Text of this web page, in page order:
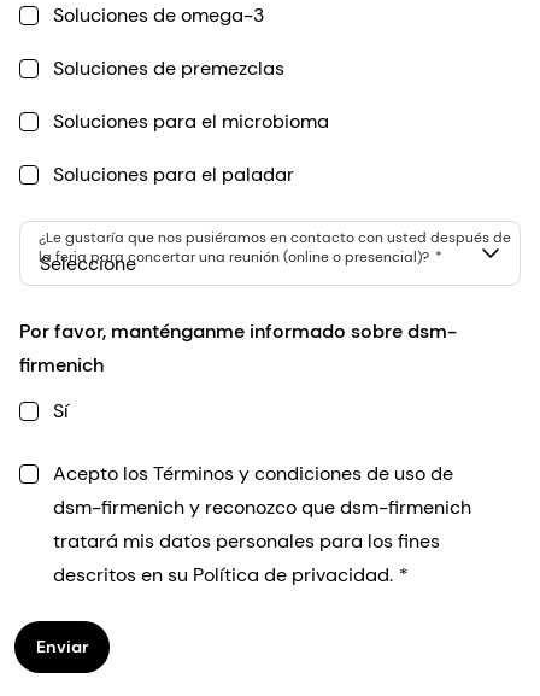
Soluciones de omega-3
Soluciones de premezclas
Soluciones para el microbioma
Soluciones para el paladar
Seleccione
¿Le gustaría que nos pusiéramos en contacto con usted después de
la feria para concertar una reunión (online o presencial)?
Por favor, manténganme informado sobre dsm-
firmenich
Sí
Acepto los Términos y condiciones de uso de
dsm-firmenich y reconozco que dsm-firmenich
tratará mis datos personales para los fines
descritos en su Política de privacidad.
Enviar